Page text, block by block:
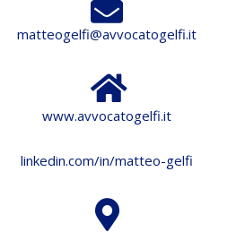
matteogelfi@avvocatogelfi.it
www.avvocatogelfi.it
linkedin.com/in/matteo-gelfi